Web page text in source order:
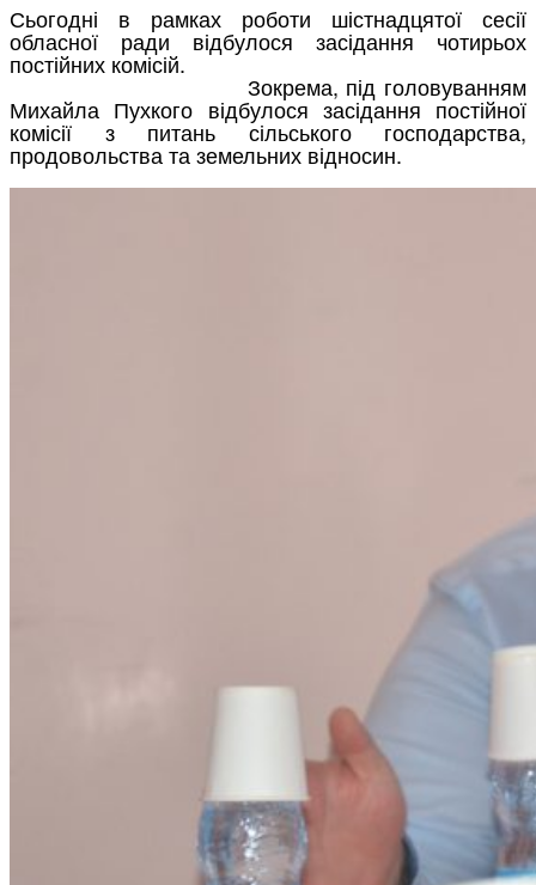
Сьогодні в рамках роботи шістнадцятої сесії
обласної ради відбулося засідання чотирьох
постійних комісій.
Зокрема, під головуванням
Михайла Пухкого відбулося засідання постійної
комісії з питань сільського господарства,
продовольства та земельних відносин.